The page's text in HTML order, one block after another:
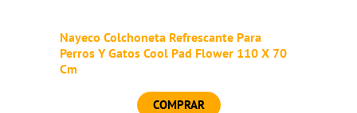
Nayeco Colchoneta Refrescante Para
Perros Y Gatos Cool Pad Flower 110 X 70
Cm
COMPRAR